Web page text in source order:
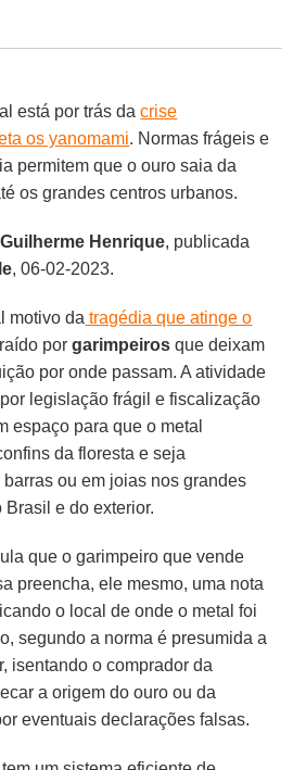
está por trás dacrise
os yanomami. Normas frágeis e
permitem que o ouro saia da
os grandes centros urbanos.
Guilherme Henrique, publicada
, 06-02-2023.
motivo da tragédia que atinge o
porgarimpeiros que deixam
por onde passam. A atividade
legislação frágil e fiscalização
espaço para que o metal
da floresta e seja
ou em joias nos grandes
e do exterior.
que o garimpeiro que vende
preencha, ele mesmo, uma nota
o local de onde o metal foi
segundo a norma é presumida a
isentando o comprador da
a origem do ouro ou da
eventuais declarações falsas.